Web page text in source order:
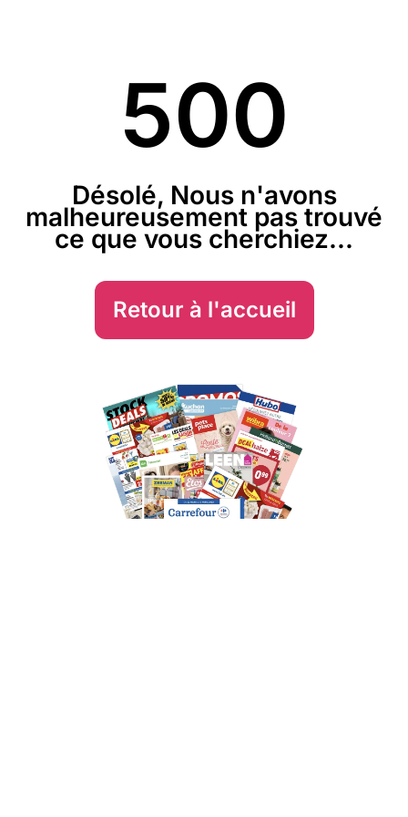
500
Désolé, Nous n'avons
malheureusement pas trouvé
ce que vous cherchiez...
Retour à l'accueil